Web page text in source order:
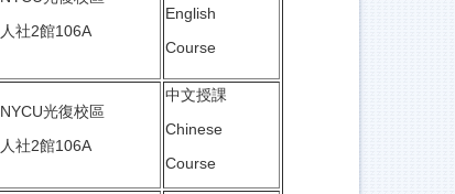
人社2館106A
English
Course
NYCU光復校區
人社2館106A
中文授課
Chinese
Course